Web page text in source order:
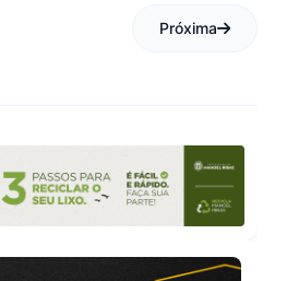
Próxima